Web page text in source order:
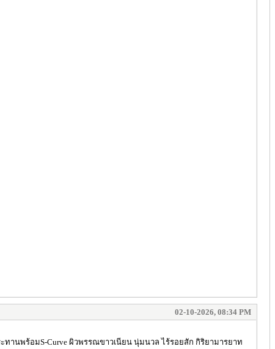
02-10-2026, 08:34 PM
ะทานพร้อมS-Curve ผิวพรรณขาวเนียน นุ่มนวล ไร้รอยสัก กิริยามารยาท